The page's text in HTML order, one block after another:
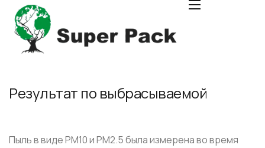
Результат по выбрасываемой
Пыль в виде РМ10 и РМ2.5 была измерена во время